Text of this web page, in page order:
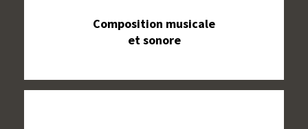
Composition musicale
et sonore